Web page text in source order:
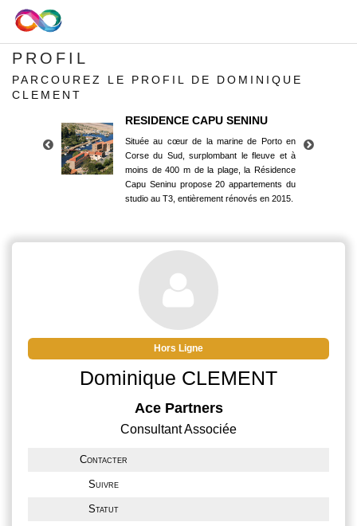
PROFIL
PARCOUREZ LE PROFIL DE DOMINIQUE
CLEMENT
RESIDENCE CAPU SENINU
Située au cœur de la marine de Porto en
Corse du Sud, surplombant le fleuve et à
moins de 400 m de la plage, la Résidence
Capu Seninu propose 20 appartements du
studio au T3, entièrement rénovés en 2015.
Corse du Sud, surplombant le fleuve et à
moins de 400 m de la plage, la Résidence
Capu Seninu propose 20 appartements du
studio au T3, entièrement rénovés en 2015.
Hors Ligne
Dominique CLEMENT
Ace Partners
Consultant Associée
Contacter
Suivre
Statut